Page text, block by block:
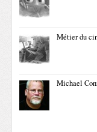
Métier du
Michael